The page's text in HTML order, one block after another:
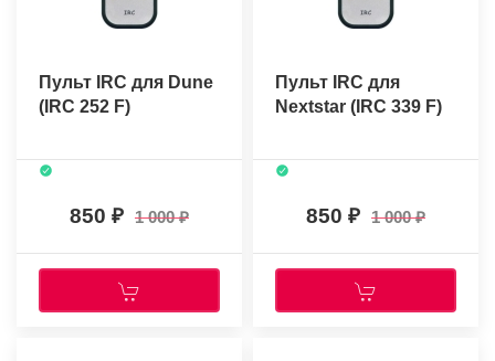
Пульт IRC для Dune
(IRC 252 F)
850 1 000
Пульт IRC для
Nextstar (IRC 339 F)
850 1 000